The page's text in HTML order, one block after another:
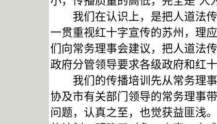
我们在认识上，是把人道法传
一贯重视红十字宣传的苏州，理
们向常务理事会建议，把人道法
政府分管领导要求各级政府和红
我们的传播培训先从常务理事
协及市有关部门领导的常务理事
问题，认真之至，也觉获益匪浅